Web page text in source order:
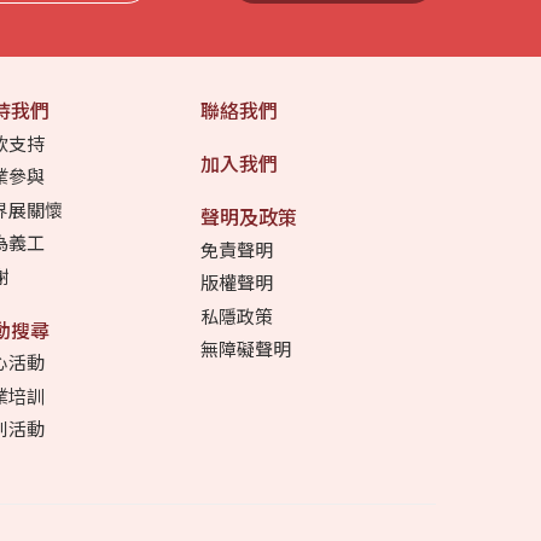
我們
支持
參與
展關懷
義工
搜尋
活動
培訓
活動
聯絡我們
加入我們
聲明及政策
免責聲明
版權聲明
私隱政策
無障礙聲明